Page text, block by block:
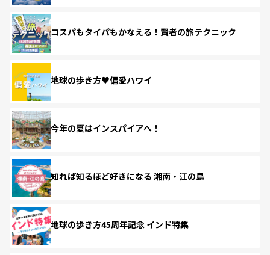
コスパもタイパもかなえる！賢者の旅テクニック
地球の歩き方♥偏愛ハワイ
今年の夏はインスパイアへ！
知れば知るほど好きになる 湘南・江の島
地球の歩き方45周年記念 インド特集